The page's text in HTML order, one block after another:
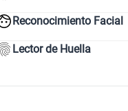
Reconocimiento Facial
Lector de Huella